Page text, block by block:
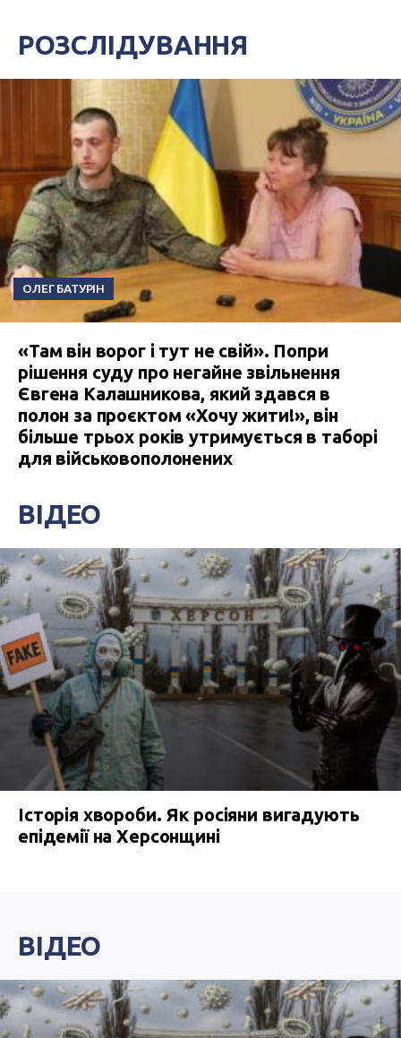
РОЗСЛІДУВАННЯ
ОЛЕГ БАТУРІН
«Там він ворог і тут не свій». Попри
рішення суду про негайне звільнення
Євгена Калашникова, який здався в
полон за проєктом «Хочу жити!», він
більше трьох років утримується в таборі
для військовополонених
ВІДЕО
Історія хвороби. Як росіяни вигадують
епідемії на Херсонщині
ВІДЕО